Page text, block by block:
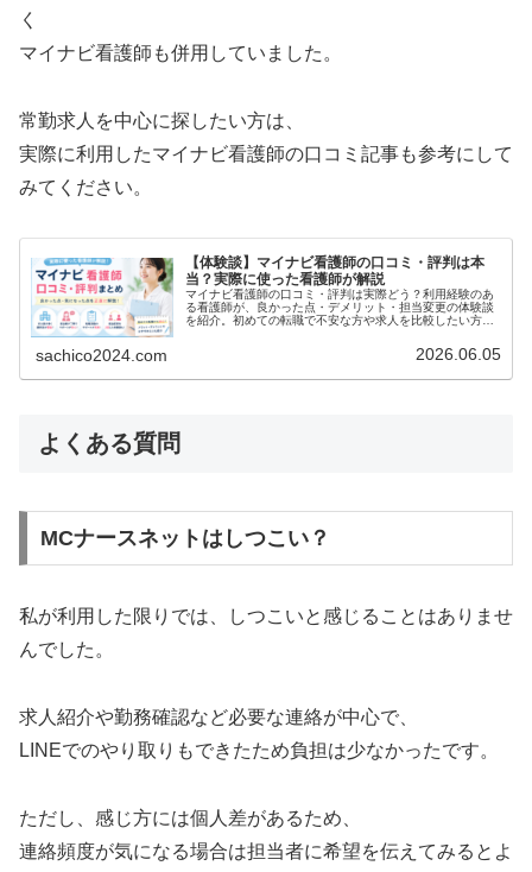
く
マイナビ看護師も併用していました。
常勤求人を中心に探したい方は、
実際に利用したマイナビ看護師の口コミ記事も参考にして
みてください。
【体験談】マイナビ看護師の口コミ・評判は本
当？実際に使った看護師が解説
マイナビ看護師の口コミ・評判は実際どう？利用経験のあ
る看護師が、良かった点・デメリット・担当変更の体験談
を紹介。初めての転職で不安な方や求人を比較したい方に
sachico2024.com 2026.06.05
よくある質問
MCナースネットはしつこい？
私が利用した限りでは、しつこいと感じることはありませ
んでした。
求人紹介や勤務確認など必要な連絡が中心で、
LINEでのやり取りもできたため負担は少なかったです。
ただし、感じ方には個人差があるため、
連絡頻度が気になる場合は担当者に希望を伝えてみるとよ